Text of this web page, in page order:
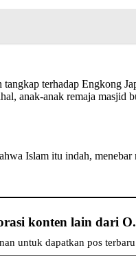
terhadap Engkong
anak-anak remaja
Islam itu indah,
konten lain dari
untuk dapatkan pos